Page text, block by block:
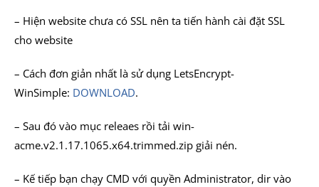
– Hiện website chưa có SSL nên ta tiến hành cài đặt SSL
cho website
– Cách đơn giản nhất là sử dụng LetsEncrypt-
WinSimple: DOWNLOAD.
– Sau đó vào mục releaes rồi tải win-
acme.v2.1.17.1065.x64.trimmed.zip giải nén.
– Kế tiếp bạn chạy CMD với quyền Administrator, dir vào